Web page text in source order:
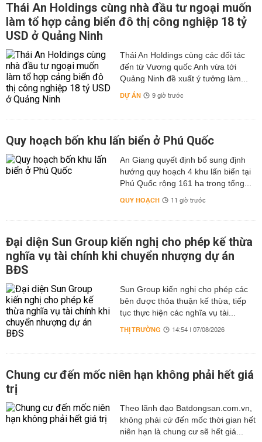
Thái An Holdings cùng nhà đầu tư ngoại muốn
làm tổ hợp cảng biển đô thị công nghiệp 18 tỷ
USD ở Quảng Ninh
Thái An Holdings cùng các đối tác
đến từ Vương quốc Anh vừa tới
Quảng Ninh đề xuất ý tưởng làm...
DỰ ÁN 9 giờ trước
Quy hoạch bốn khu lấn biển ở Phú Quốc
An Giang quyết định bổ sung định
hướng quy hoạch 4 khu lấn biển tại
Phú Quốc rộng 161 ha trong tổng...
QUY HOẠCH 11 giờ trước
Đại diện Sun Group kiến nghị cho phép kế thừa
nghĩa vụ tài chính khi chuyển nhượng dự án
BĐS
Sun Group kiến nghị cho phép các
bên được thỏa thuận kế thừa, tiếp
tục thực hiện các nghĩa vụ tài...
THỊ TRƯỜNG 14:54 | 07/08/2026
Chung cư đến mốc niên hạn không phải hết giá
trị
Theo lãnh đạo Batdongsan.com.vn,
không phải cứ đến mốc thời gian hết
niên hạn là chung cư sẽ hết giá...